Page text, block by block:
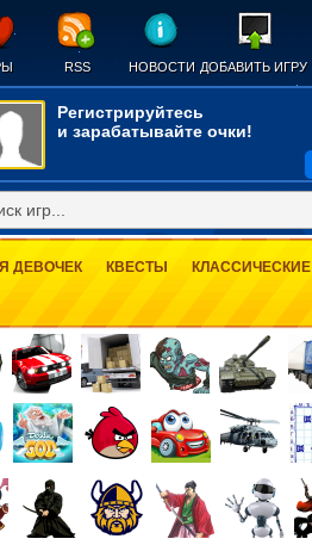
RSS НОВОСТИ ДОБАВИТЬ ИГРУ
Регистрируйтесь
и зарабатывайте очки!
ДЕВОЧЕК КВЕСТЫ КЛАССИЧЕСКИЕ